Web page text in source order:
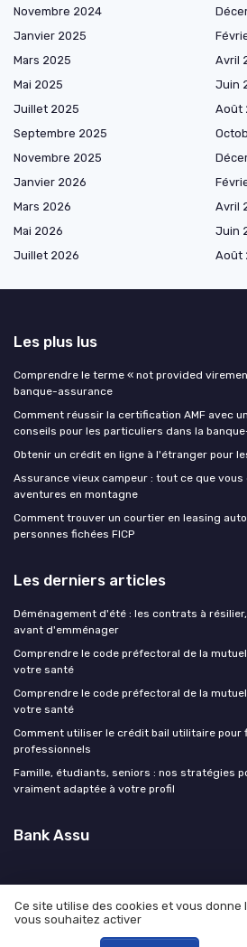
Novembre 2024
Janvier 2025
Mars 2025
Avril
Mai 2025
Juin
Juillet 2025
Août
Septembre 2025
Novembre 2025
Janvier 2026
Mars 2026
Avril
Mai 2026
Juin
Juillet 2026
Août
Les plus lus
Comprendre le terme « not provided
banque-assurance
Comment réussir la certification AMF avec
conseils pour les particuliers dans la
Obtenir un crédit en ligne à l'étranger pour
Assurance vieux campeur : tout ce que
aventures en montagne
Comment trouver un courtier en leasing
personnes fichées FICP
Les derniers articles
Déménagement d'été : les contrats à
avant d'emménager
Comprendre le code préfectoral de la
votre santé
Comprendre le code préfectoral de la
votre santé
Comment utiliser le crédit bail utilitaire pour
professionnels
Famille, étudiants, seniors : nos stratégies
vraiment adaptée à votre profil
Bank Assu
Mentions légales
Ce site utilise des cookies et vous donne
vous souhaitez activer